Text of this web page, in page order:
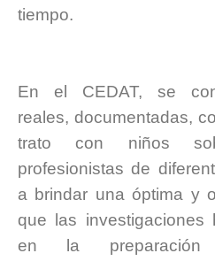
tiempo.
En el CEDAT, se
reales, documentadas,
trato con niños
profesionistas de
a brindar una óptima y
que las investigaciones
en la